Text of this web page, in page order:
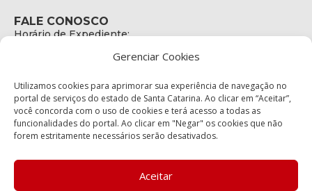
Gerenciar Cookies
Utilizamos cookies para aprimorar sua experiência de navegação no
portal de serviços do estado de Santa Catarina. Ao clicar em “Aceitar”,
você concorda com o uso de cookies e terá acesso a todas as
funcionalidades do portal. Ao clicar em "Negar" os cookies que não
forem estritamente necessários serão desativados.
Aceitar
FALE CONOSCO
Horário de Expediente:
E-mail:
secretariaexecutiva@cetran.sc.gov.br
ENDEREÇO
Endereço:
Bairro:
Coqueiros, Florianópolis SC